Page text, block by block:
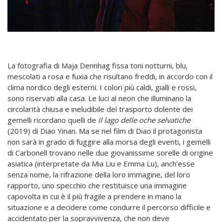
La fotografia di Maja Dennhag fissa toni notturni, blu,
mescolati a rosa e fuxia che risultano freddi, in accordo con il
clima nordico degli esterni. I colori più caldi, gialli e rossi,
sono riservati alla casa. Le luci al neon che illuminano la
circolarità chiusa e ineludibile del trasporto dolente dei
gemelli ricordano quelli de Il lago delle oche selvatiche
(2019) di Diao Yinan. Ma se nel film di Diao il protagonista
non sarà in grado di fuggire alla morsa degli eventi, i gemelli
di Carbonell trovano nelle due giovanissime sorelle di origine
asiatica (interpretate da Mia Liu e Emma Lu), anch’esse
senza nome, la rifrazione della loro immagine, del loro
rapporto, uno specchio che restituisce una immagine
capovolta in cui è il più fragile a prendere in mano la
situazione e a decidere come condurre il percorso difficile e
accidentato per la sopravvivenza, che non deve